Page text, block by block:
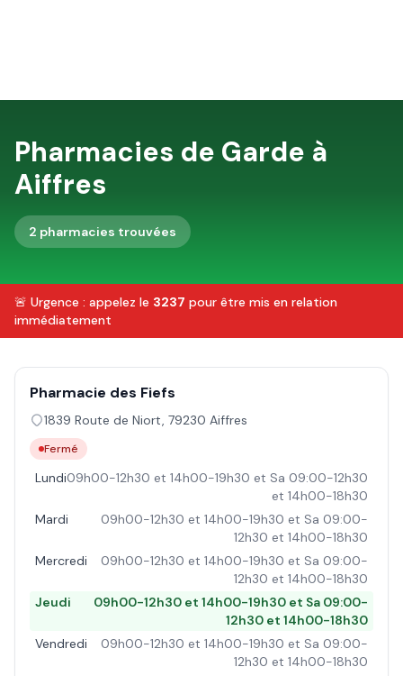
Pharmacies de Garde à
Aiffres
2 pharmacies trouvées
🚨 Urgence : appelez le 3237 pour être mis en relation
immédiatement
Pharmacie des Fiefs
1839 Route de Niort, 79230 Aiffres
Fermé
Lundi09h00-12h30 et 14h00-19h30 et Sa 09:00-12h30
et 14h00-18h30
Mardi
09h00-12h30 et 14h00-19h30 et Sa 09:00-
12h30 et 14h00-18h30
Mercredi
09h00-12h30 et 14h00-19h30 et Sa 09:00-
12h30 et 14h00-18h30
Jeudi
09h00-12h30 et 14h00-19h30 et Sa 09:00-
12h30 et 14h00-18h30
Vendredi
09h00-12h30 et 14h00-19h30 et Sa 09:00-
12h30 et 14h00-18h30